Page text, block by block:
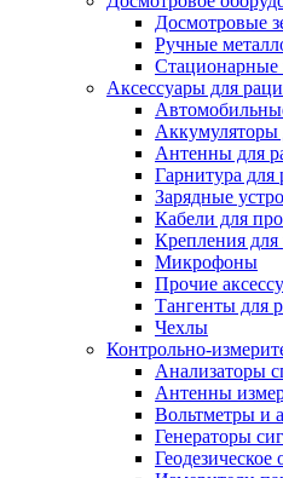
Досмотровые
Ручные
Стационарные
Аксессуары для
Аккумуляторы
Антенны для
Гарнитура для
Зарядные
Кабели для
Крепления для
Микрофоны
Прочие
Тангенты для
Чехлы
Контрольно-
Анализаторы
Антенны
Вольтметры и
Генераторы
Геодезическое